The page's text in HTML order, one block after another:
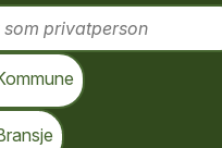
privatperson
Her kan
du allerede har